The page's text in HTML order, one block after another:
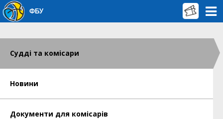
ФБУ
Судді та комісари
Новини
Документи для комісарів